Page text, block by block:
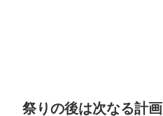
祭りの後は次なる計画